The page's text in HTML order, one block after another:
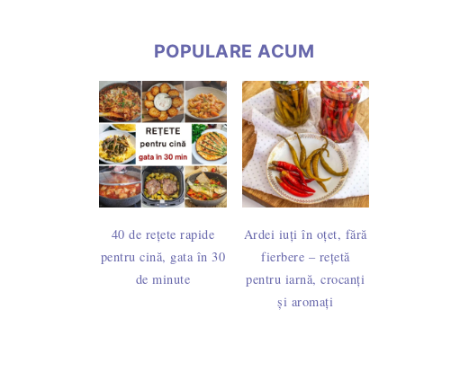
POPULARE ACUM
40 de rețete rapide
pentru cină, gata în 30
de minute
Ardei iuți în oțet, fără
fierbere – rețetă
pentru iarnă, crocanți
și aromați